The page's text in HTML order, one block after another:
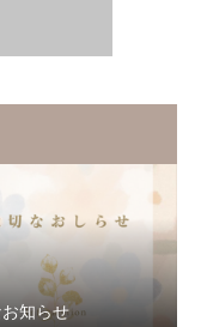
知らせ